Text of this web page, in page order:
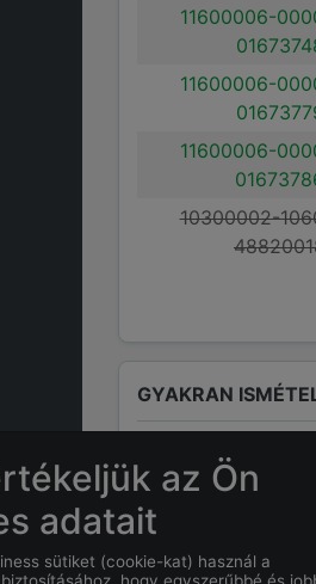
11600006-
11600006-
11600006-
10300002-
GYAKRAN
Ki a felelős
A cégnél a
az Ön
adatait
sütiket (cookie-kat) használ a